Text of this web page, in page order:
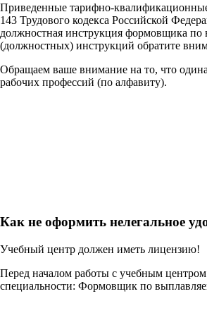
Приведенные тарифно-
143 Трудового кодекса Российской
должностная инструкция формовщика по
(должностных) инструкций обратите
Обращаем ваше внимание на то, что
рабочих профессий (по алфавиту).
Как не оформить нелегальное
Учебный центр должен иметь лицензию!
Перед началом работы с учебным
специальности: Формовщик по